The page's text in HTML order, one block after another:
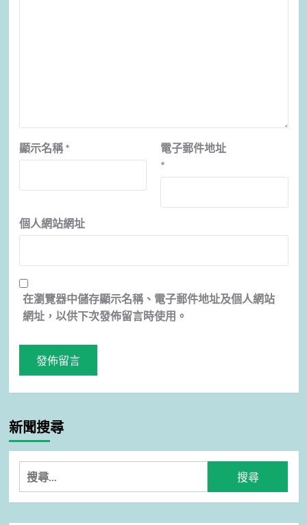
顯示名稱 *
電子郵件地址
*
個人網站網址
在瀏覽器中儲存顯示名稱、電子郵件地址及個人網站
網址，以供下次發佈留言時使用。
新聞搜尋
搜
尋
關
鍵